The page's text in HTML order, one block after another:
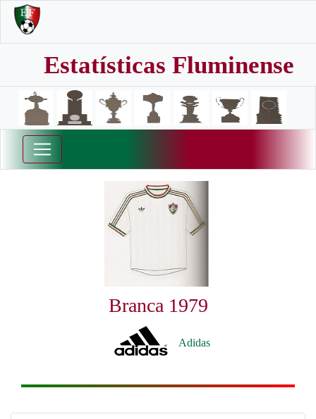
Estatísticas Fluminense
Branca 1979
Adidas